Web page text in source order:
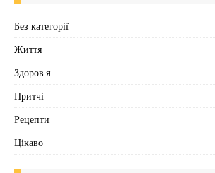
Без категорії
Життя
Здоров'я
Притчі
Рецепти
Цікаво